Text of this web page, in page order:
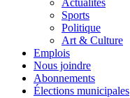
Actualités
Sports
Politique
Art & Culture
Emplois
Nous joindre
Abonnements
Élections municipales